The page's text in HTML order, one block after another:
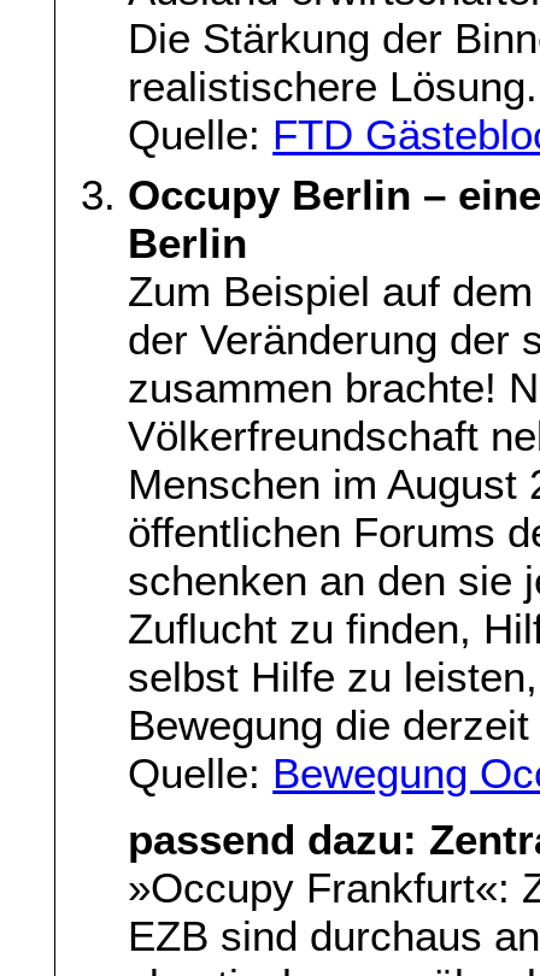
Die Stärkung der
realistischere Lösung.
Quelle: FTD
Occupy Berlin –
Berlin
Zum Beispiel auf
der Veränderung der
zusammen brachte!
Völkerfreundschaft
Menschen im August
öffentlichen Forums
schenken an den sie
Zuflucht zu finden,
selbst Hilfe zu
Bewegung die
Quelle: Bewegung
passend dazu:
»Occupy Frankfurt«:
EZB sind durchaus